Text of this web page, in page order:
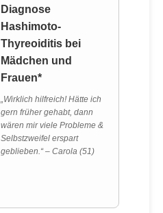
Diagnose
Hashimoto-
Thyreoiditis bei
Mädchen und
Frauen*
„Wirklich hilfreich! Hätte ich
gern früher gehabt, dann
wären mir viele Probleme &
Selbstzweifel erspart
geblieben.“ – Carola (51)